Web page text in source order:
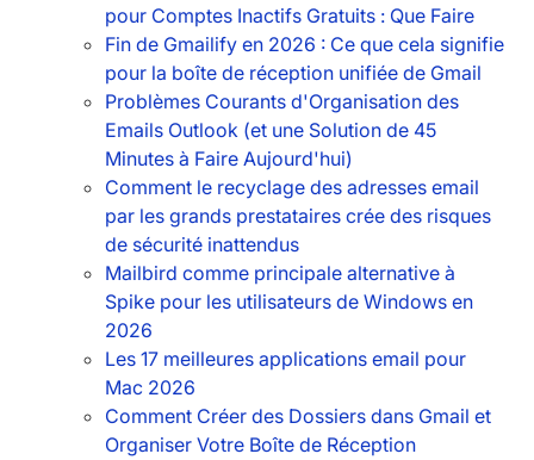
pour Comptes Inactifs Gratuits : Que Faire
Fin de Gmailify en 2026 : Ce que cela signifie
pour la boîte de réception unifiée de Gmail
Problèmes Courants d'Organisation des
Emails Outlook (et une Solution de 45
Minutes à Faire Aujourd'hui)
Comment le recyclage des adresses email
par les grands prestataires crée des risques
de sécurité inattendus
Mailbird comme principale alternative à
Spike pour les utilisateurs de Windows en
2026
Les 17 meilleures applications email pour
Mac 2026
Comment Créer des Dossiers dans Gmail et
Organiser Votre Boîte de Réception